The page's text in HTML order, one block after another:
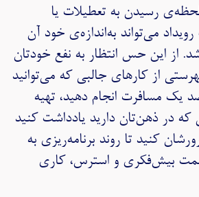
رسیدن به تعطیلات یا
می‌تواند به‌اندازه‌ی خود آن
از این حس انتظار به نفع خودتان
از کارهای جالبی که می‌توانید
یک مسافرت انجام دهید، تهیه
که در ذهن‌تان دارید یادداشت کنید
کنید تا روند برنامه‌ریزی به
بیش‌فکری و استرس، کاری